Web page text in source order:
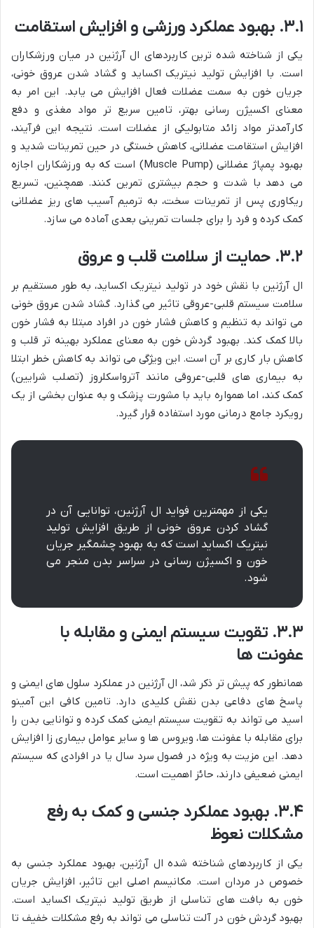
۳.۱. بهبود عملکرد ورزشی و افزایش استقامت
یکی از شناخته شده ترین کاربردهای ال آرژنین در میان ورزشکاران
است. با افزایش تولید نیتریک اکساید و گشاد شدن عروق خونی،
جریان خون به سمت عضلات فعال افزایش می یابد. این امر به
معنای اکسیژن رسانی بهتر، تامین سریع تر مواد مغذی و دفع
کارآمدتر مواد زائد متابولیکی از عضلات است. نتیجه این فرآیند،
افزایش استقامت عضلانی، کاهش خستگی در حین تمرینات شدید و
بهبود پمپاژ عضلانی (Muscle Pump) است که به ورزشکاران اجازه
می دهد با شدت و حجم بیشتری تمرین کنند. همچنین، تسریع
ریکاوری پس از تمرینات سخت، به ترمیم آسیب های ریز عضلانی
کمک کرده و فرد را برای جلسات تمرینی بعدی آماده می سازد.
۳.۲. حمایت از سلامت قلب و عروق
ال آرژنین با نقش خود در تولید نیتریک اکساید، به طور مستقیم بر
سلامت سیستم قلبی-عروقی تاثیر می گذارد. گشاد شدن عروق خونی
می تواند به تنظیم و کاهش فشار خون در افراد مبتلا به فشار خون
بالا کمک کند. بهبود گردش خون به معنای عملکرد بهینه تر قلب و
کاهش بار کاری بر آن است. این ویژگی می تواند به کاهش خطر ابتلا
به بیماری های قلبی-عروقی مانند آترواسکلروز (تصلب شرایین)
کمک کند، اما همواره باید با مشورت پزشک و به عنوان بخشی از یک
رویکرد جامع درمانی مورد استفاده قرار گیرد.
یکی از مهمترین فواید ال آرژنین، توانایی آن در
گشاد کردن عروق خونی از طریق افزایش تولید
نیتریک اکساید است که به بهبود چشمگیر جریان
خون و اکسیژن رسانی در سراسر بدن منجر می
شود.
۳.۳. تقویت سیستم ایمنی و مقابله با
عفونت ها
همانطور که پیش تر ذکر شد، ال آرژنین در عملکرد سلول های ایمنی و
پاسخ های دفاعی بدن نقش کلیدی دارد. تامین کافی این آمینو
اسید می تواند به تقویت سیستم ایمنی کمک کرده و توانایی بدن را
برای مقابله با عفونت ها، ویروس ها و سایر عوامل بیماری زا افزایش
دهد. این مزیت به ویژه در فصول سرد سال یا در افرادی که سیستم
ایمنی ضعیفی دارند، حائز اهمیت است.
۳.۴. بهبود عملکرد جنسی و کمک به رفع
مشکلات نعوظ
یکی از کاربردهای شناخته شده ال آرژنین، بهبود عملکرد جنسی به
خصوص در مردان است. مکانیسم اصلی این تاثیر، افزایش جریان
خون به بافت های تناسلی از طریق تولید نیتریک اکساید است.
بهبود گردش خون در آلت تناسلی می تواند به رفع مشکلات خفیف تا